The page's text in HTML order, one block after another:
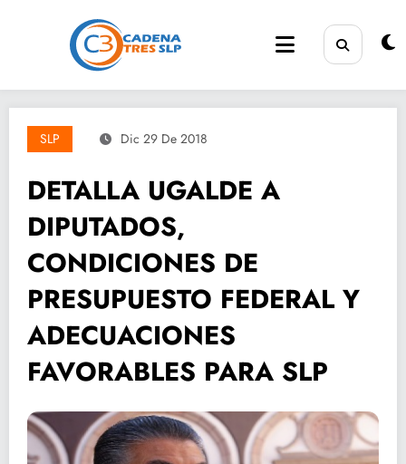
SLP Dic 29 De 2018
DETALLA UGALDE A
DIPUTADOS,
CONDICIONES DE
PRESUPUESTO FEDERAL Y
ADECUACIONES
FAVORABLES PARA SLP